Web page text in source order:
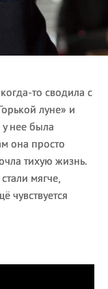
то сводила с
луне» и
нее была
она просто
тихую жизнь.
мягче,
чувствуется